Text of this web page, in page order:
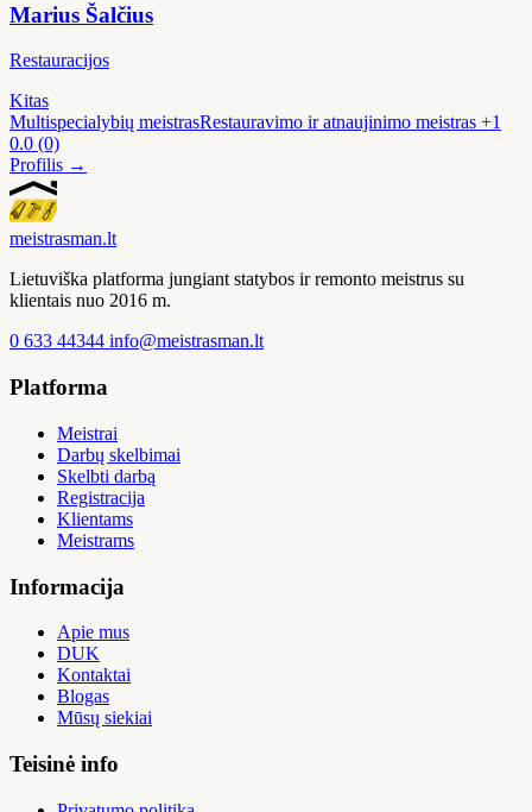
Marius Šalčius
Restauracijos
Kitas
Multispecialybių meistrasRestauravimo ir atnaujinimo meistras +1
0.0 (0)
Profilis →
meistrasman.lt
Lietuviška platforma jungiant statybos ir remonto meistrus su
klientais nuo 2016 m.
0 633 44344 info@meistrasman.lt
Platforma
Meistrai
Darbų skelbimai
Skelbti darbą
Registracija
Klientams
Meistrams
Informacija
Apie mus
DUK
Kontaktai
Blogas
Mūsų siekiai
Teisinė info